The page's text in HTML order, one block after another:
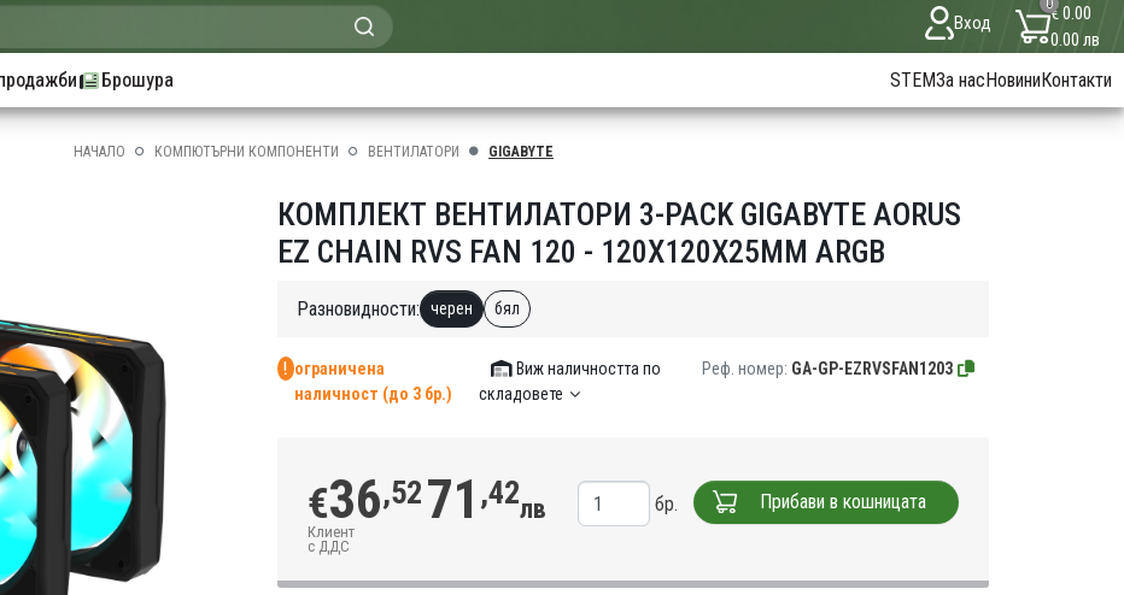
Вход
0€ 0.00
0.00 лв
Брошура STEMЗа насНовиниКонтакти
НАЧАЛО КОМПЮТЪРНИ КОМПОНЕНТИ ВЕНТИЛАТОРИ GIGABYTE
КОМПЛЕКТ ВЕНТИЛАТОРИ 3-PACK GIGABYTE AORUS
EZ CHAIN RVS FAN 120 - 120X120X25MM ARGB
Разновидности: черен бял
ограничена
наличност (до 3 бр.)
Виж наличността по
складовете
Реф. номер: GA-GP-EZRVSFAN1203
€36,52 71 ,42лв
Клиент
с ДДС
бр. Прибави в кошницата